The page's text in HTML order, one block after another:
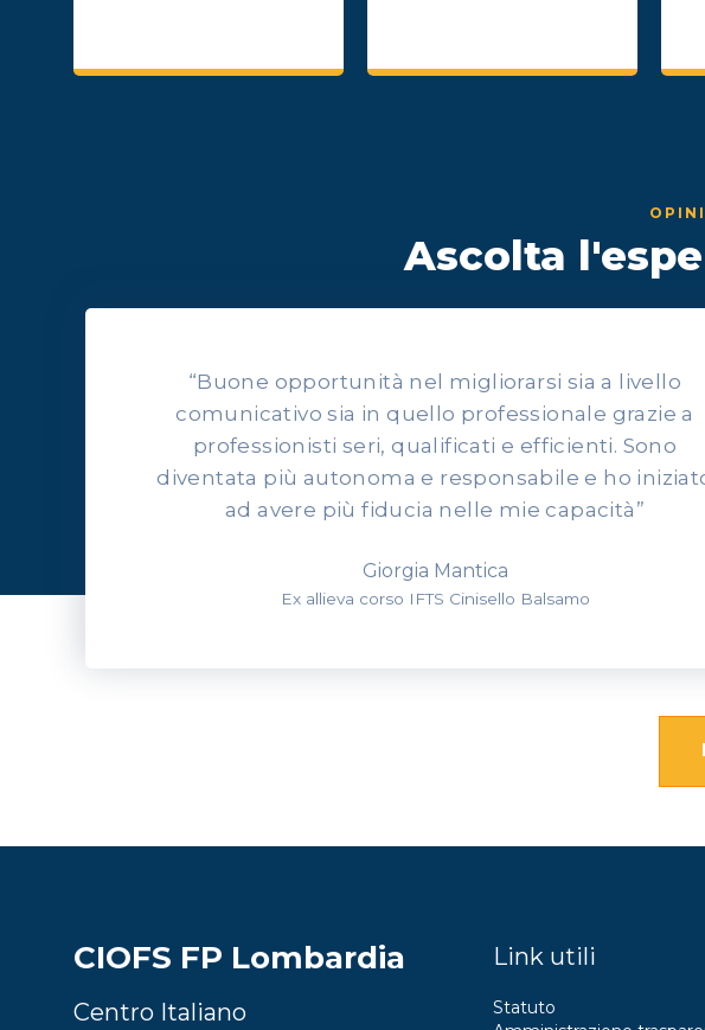
Ascolta
“Buone opportunità nel migliorarsi sia a livello
comunicativo sia in quello professionale grazie a
professionisti seri, qualificati e efficienti. Sono
diventata più autonoma e responsabile e ho
ad avere più fiducia nelle mie capacità”
Giorgia Mantica
Ex allieva corso IFTS Cinisello Balsamo
CIOFS FP Lombardia
Centro Italiano
Link utili
Statuto